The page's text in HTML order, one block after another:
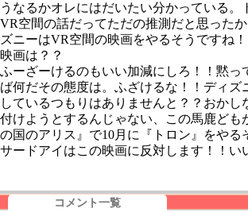
うなるかオレにはだいたい分かっている。
VR空間の話だってただの推測だと思ったか
ズニーはVR空間の映画をやるそうですね
映画は？？
ふーざーけるのもいい加減にしろ！！黙っ
ば何だその態度は。ふざけるな！！ディズ
しているつもりはありませんと？？おかし
付けようとするんじゃない、この馬鹿ども
の国のアリス』で10月に『トロン』をやる
サードアイはこの映画に反対します！！い
コメント一覧